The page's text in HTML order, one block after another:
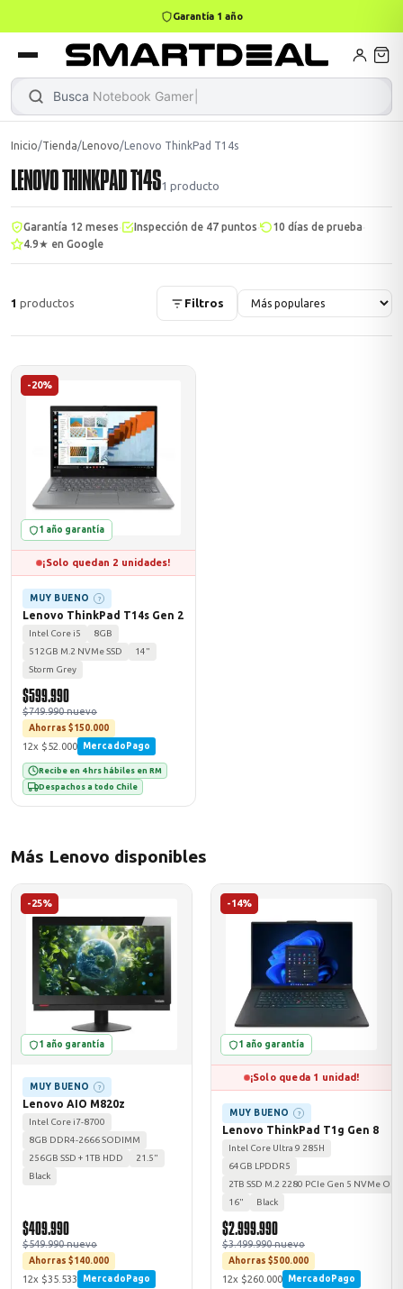
Garantía 1 año
Busca Notebook Gamer
Gamer
ASUS
ACER
MacBook Air
→
→
Mini PC
→
Inicio/Tienda/Lenovo/Lenovo ThinkPad T14s
LENOVO THINKPAD T14S1 producto
Garantía 12 meses Inspección de 47 puntos 10 días de prueba
4.9★ en Google
1 productos Filtros
-20%
1 año garantía
¡Solo quedan 2 unidades!
MUY BUENO ?
Lenovo ThinkPad T14s Gen 2
Intel Core i5
8GB
512GB M.2 NVMe SSD
14"
Storm Grey
$599.990
$749.990 nuevo
Ahorras $150.000
12x $52.000 MercadoPago
Recibe en 4 hrs hábiles en RM
Despachos a todo Chile
Más Lenovo disponibles
-25%
1 año garantía
MUY BUENO ?
Lenovo AIO M820z
Intel Core i7-8700
8GB DDR4-2666 SODIMM
256GB SSD + 1TB HDD
21.5"
Black
$409.990
$549.990 nuevo
Ahorras $140.000
12x $35.533 MercadoPago
-14%
1 año garantía
¡Solo queda 1 unidad!
MUY BUENO ?
Lenovo ThinkPad T1g Gen 8
Intel Core Ultra 9 285H
64GB LPDDR5
2TB SSD M.2 2280 PCIe Gen 5 NVMe
16"
Black
$2.999.990
$3.499.990 nuevo
Ahorras $500.000
12x $260.000 MercadoPago